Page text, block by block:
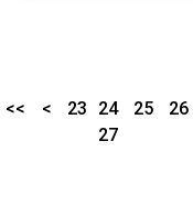
<< < 23 24 25
26
27